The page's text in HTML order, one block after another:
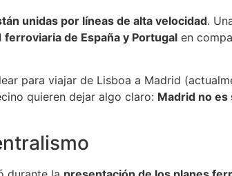
unidas por líneas de alta velocidad.
ferroviaria de España y Portugal en
para viajar de Lisboa a Madrid
quieren dejar algo claro: Madrid no es